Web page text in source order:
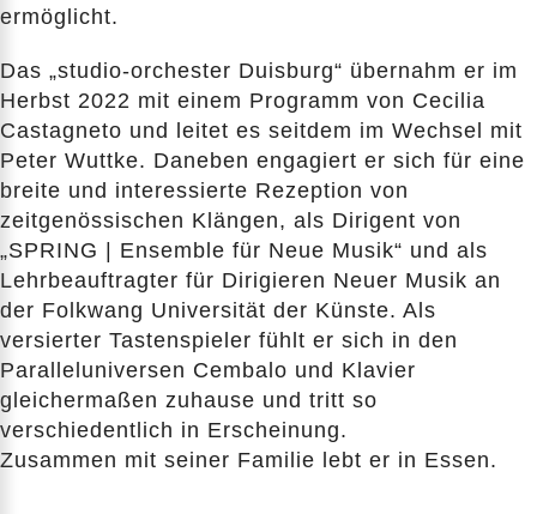
ermöglicht.
Das „studio-orchester Duisburg“ übernahm er im
Herbst 2022 mit einem Programm von Cecilia
Castagneto und leitet es seitdem im Wechsel mit
Peter Wuttke. Daneben engagiert er sich für eine
breite und interessierte Rezeption von
zeitgenössischen Klängen, als Dirigent von
„SPRING | Ensemble für Neue Musik“ und als
Lehrbeauftragter für Dirigieren Neuer Musik an
der Folkwang Universität der Künste. Als
versierter Tastenspieler fühlt er sich in den
Paralleluniversen Cembalo und Klavier
gleichermaßen zuhause und tritt so
verschiedentlich in Erscheinung.
Zusammen mit seiner Familie lebt er in Essen.